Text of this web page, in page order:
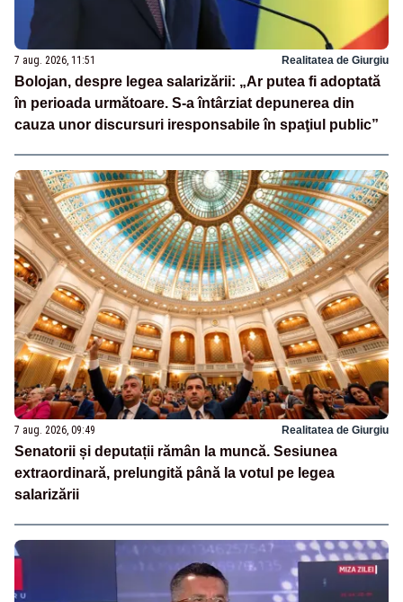
7 aug. 2026, 11:51 Realitatea de Giurgiu
Bolojan, despre legea salarizării: „Ar putea fi adoptată
în perioada următoare. S-a întârziat depunerea din
cauza unor discursuri iresponsabile în spaţiul public”
7 aug. 2026, 09:49 Realitatea de Giurgiu
Senatorii și deputații rămân la muncă. Sesiunea
extraordinară, prelungită până la votul pe legea
salarizării